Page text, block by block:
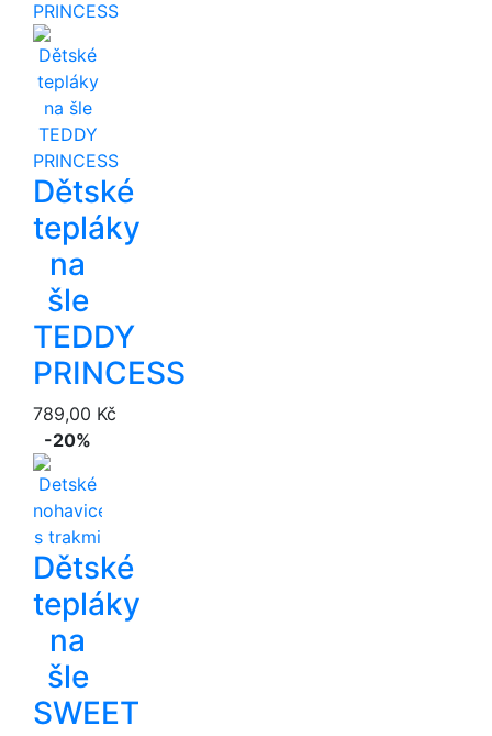
Dětské
tepláky
na
šle
TEDDY
PRINCESS
789,00 Kč
-20%
Dětské
tepláky
na
šle
SWEET